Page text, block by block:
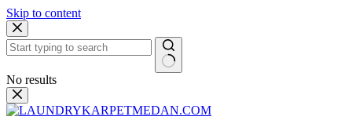
Skip to content
No results